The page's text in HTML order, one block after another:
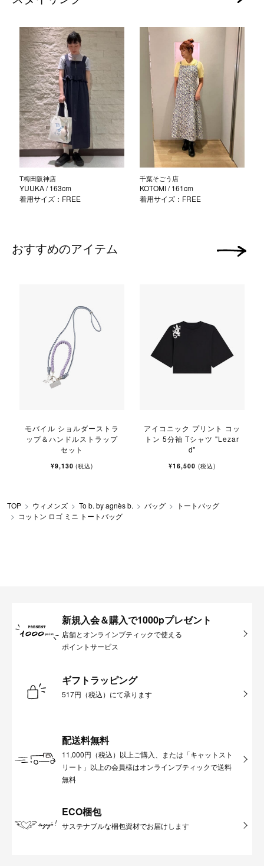
T梅田阪神店
YUUKA/ 163cm
着用サイズ：FREE
千葉そごう店
KOTOMI/ 161cm
着用サイズ：FREE
おすすめのアイテム
モバイル ショルダーストラ
ップ＆ハンドルストラップ
セット
¥9,130(税込)
アイコニック プリント コッ
トン 5分袖 Tシャツ "Lezar
d"
¥16,500 (税込)
次の画像
TOP ウィメンズ To b. by agnès b. バッグ
トートバッグ
コットン ロゴ ミニ トートバッグ
新規入会＆購入で1000pプレゼント
店舗とオンラインブティックで使える
ポイントサービス
ギフトラッピング
517円（税込）にて承ります
配送料無料
11,000円（税込）以上ご購入、または「キャットスト
リート」以上の会員様はオンラインブティックで送料
無料
ECO梱包
サステナブルな梱包資材でお届けします